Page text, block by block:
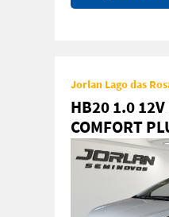
Jorlan Lago das
HB20 1.0 12V
COMFORT